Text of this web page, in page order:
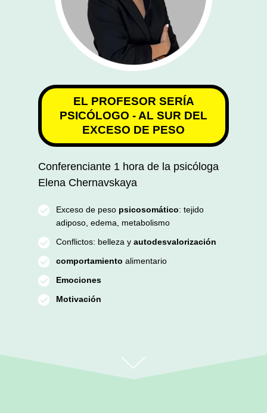
EL PROFESOR SERÍA
PSICÓLOGO - AL SUR DEL
EXCESO DE PESO
Conferenciante 1 hora de la psicóloga
Elena Chernavskaya
Exceso de peso psicosomático: tejido
adiposo, edema, metabolismo
Conflictos: belleza y autodesvalorización
comportamiento alimentario
Emociones
Motivación